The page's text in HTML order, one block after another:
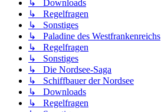
↳ Downloads
↳ Regelfragen
↳ Sonstiges
↳ Paladine des Westfrankenreichs
↳ Regelfragen
↳ Sonstiges
↳ Die Nordsee-Saga
↳ Schiffbauer der Nordsee
↳ Downloads
↳ Regelfragen